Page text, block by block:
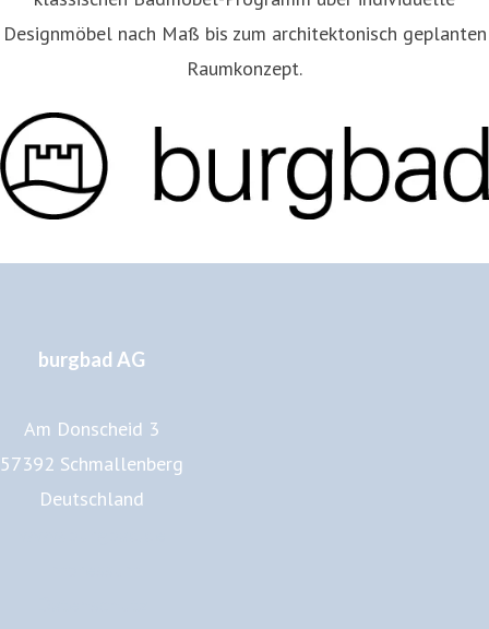
Designmöbel nach Maß bis zum architektonisch geplanten
Raumkonzept.
burgbad AG
Am Donscheid 3
57392 Schmallenberg
Deutschland